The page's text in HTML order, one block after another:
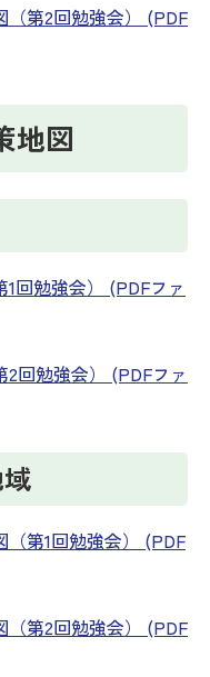
第2回勉強会） (PDF
地図
回勉強会） (PDFファ
回勉強会） (PDFファ
第1回勉強会） (PDF
第2回勉強会） (PDF